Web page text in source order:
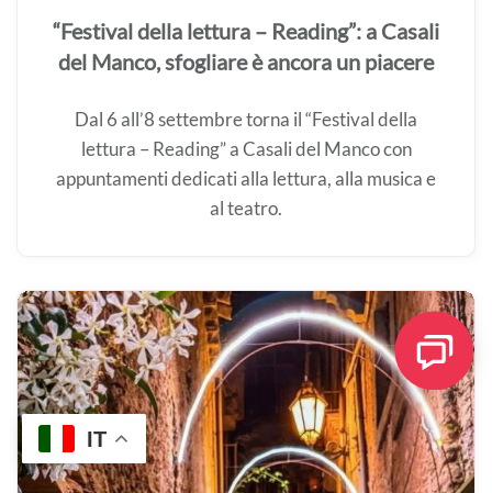
“Festival della lettura – Reading”: a Casali
del Manco, sfogliare è ancora un piacere
Dal 6 all’8 settembre torna il “Festival della
lettura – Reading” a Casali del Manco con
appuntamenti dedicati alla lettura, alla musica e
al teatro.
IT